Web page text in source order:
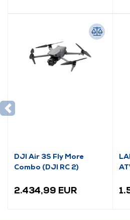
DJI Air 3S Fly More
Combo (DJI RC 2)
2.434,99 EUR